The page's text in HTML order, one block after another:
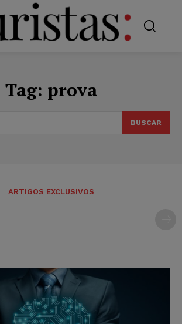
Tag: prova
BUSCAR
ARTIGOS EXCLUSIVOS